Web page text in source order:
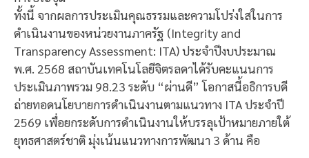
ทั้งนี้ จากผลการประเมินคุณธรรมและความโปร่งใสในการ
ดำเนินงานของหน่วยงานภาครัฐ (Integrity and
Transparency Assessment: ITA) ประจำปีงบประมาณ
พ.ศ. 2568 สถาบันเทคโนโลยีจิตรลดาได้รับคะแนนการ
ประเมินภาพรวม 98.23 ระดับ “ผ่านดี” โอกาสนี้อธิการบดี
ถ่ายทอดนโยบายการดำเนินงานตามแนวทาง ITA ประจำปี
2569 เพื่อยกระดับการดำเนินงานให้บรรลุเป้าหมายภายใต้
ยุทธศาสตร์ชาติ มุ่งเน้นแนวทางการพัฒนา 3 ด้าน คือ